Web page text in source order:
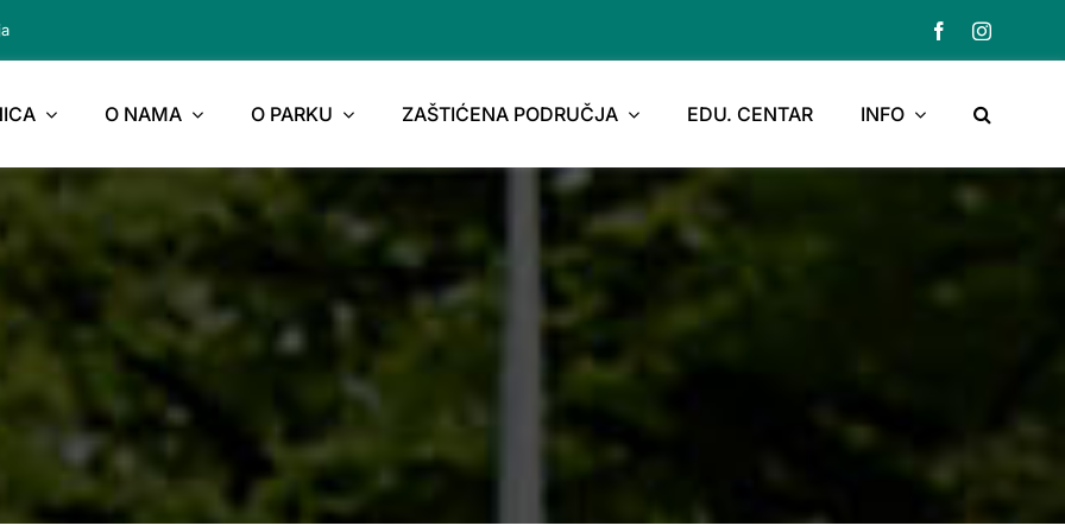
O NAMA O PARKU ZAŠTIĆENA PODRUČJA EDU. CENTAR INFO